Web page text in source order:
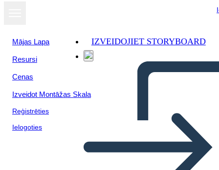
Mājas Lapa
Resursi
Cenas
Izveidot Montāžas Skala
Reģistrēties
Ielogoties
IZVEIDOJIET STORYBOARD